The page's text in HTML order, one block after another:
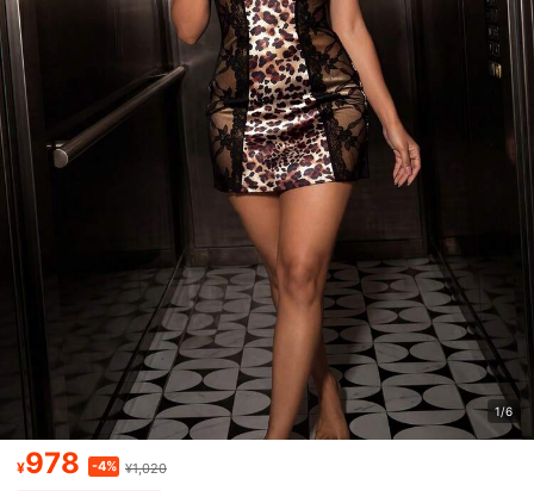
1/6
¥978 -4% ¥1,020